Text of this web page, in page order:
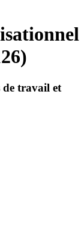
)
de travail et